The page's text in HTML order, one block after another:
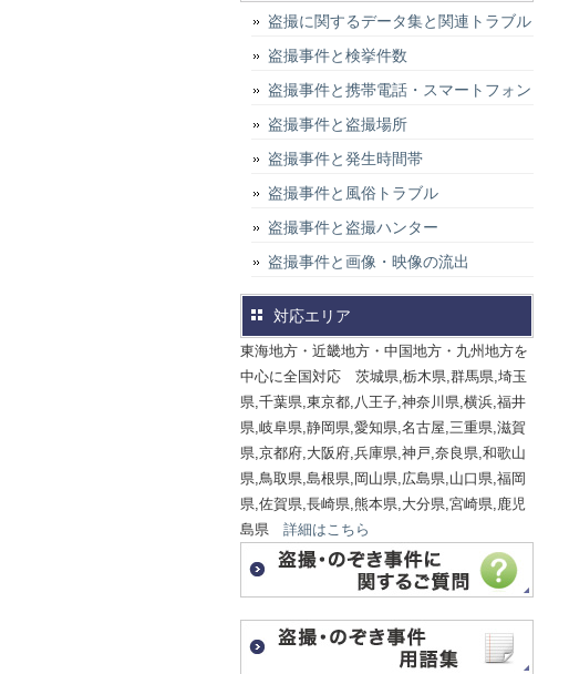
盗撮に関するデータ集と関連トラブル
盗撮事件と検挙件数
盗撮事件と携帯電話・スマートフォン
盗撮事件と盗撮場所
盗撮事件と発生時間帯
盗撮事件と風俗トラブル
盗撮事件と盗撮ハンター
盗撮事件と画像・映像の流出
対応エリア
東海地方・近畿地方・中国地方・九州地方を
中心に全国対応 茨城県,栃木県,群馬県,埼玉
県,千葉県,東京都,八王子,神奈川県,横浜,福井
県,岐阜県,静岡県,愛知県,名古屋,三重県,滋賀
県,京都府,大阪府,兵庫県,神戸,奈良県,和歌山
県,鳥取県,島根県,岡山県,広島県,山口県,福岡
県,佐賀県,長崎県,熊本県,大分県,宮崎県,鹿児
島県 詳細はこちら